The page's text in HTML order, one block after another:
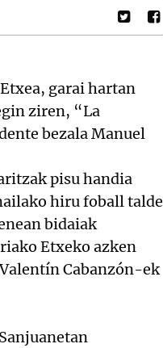
garai hartan
ziren, “La
bezala Manuel
pisu handia
hiru foball talde
bidaiak
Etxeko azken
Cabanzón-ek